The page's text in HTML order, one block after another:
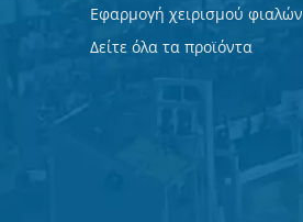
Εφαρμογή χειρισμού φιαλών
Δείτε όλα τα προϊόντα